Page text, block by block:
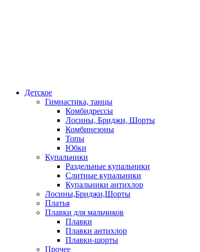
Детское
Гимнастика, танцы
Комбидрессы
Лосины, Бриджи, Шорты
Комбинезоны
Топы
Юбки
Купальники
Раздельные купальники
Слитные купальники
Купальники антихлор
Лосины,Бриджи,Шорты
Платья
Плавки для мальчиков
Плавки
Плавки антихлор
Плавки-шорты
Прочее